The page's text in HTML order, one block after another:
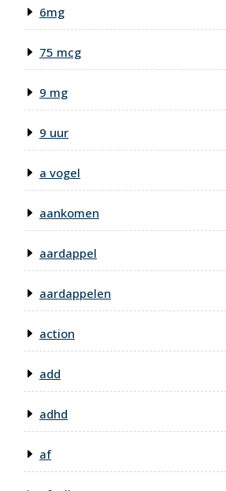
6mg
75 mcg
9 mg
9 uur
a vogel
aankomen
aardappel
aardappelen
action
add
adhd
af